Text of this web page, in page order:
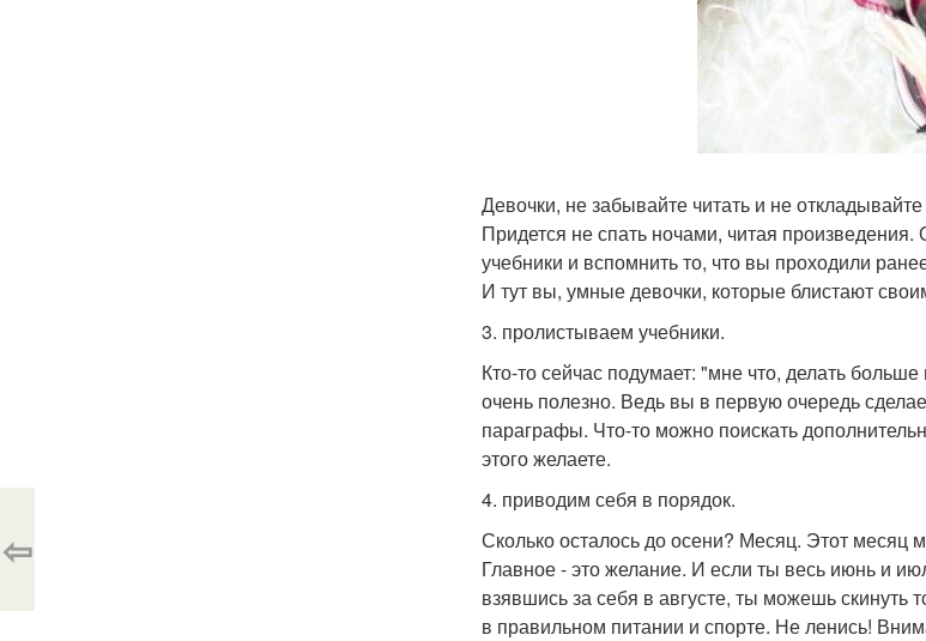
Девочки, не забывайте читать и не
Придется не спать ночами, читая
учебники и вспомнить то, что вы проходили
И тут вы, умные девочки, которые блистают
3. пролистываем учебники.
Кто-то сейчас подумает: "мне что, делать
очень полезно. Ведь вы в первую очередь
параграфы. Что-то можно поискать
этого желаете.
4. приводим себя в порядок.
Сколько осталось до осени? Месяц. Этот
Главное - это желание. И если ты весь июнь и
взявшись за себя в августе, ты можешь скинуть
в правильном питании и спорте. Не ленись!
⇦